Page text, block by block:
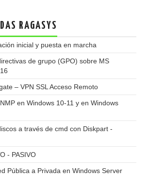
RAGASYS
inicial y puesta en marcha
de grupo (GPO) sobre MS
– VPN SSL Acceso Remoto
en Windows 10-11 y en Windows
a través de cmd con Diskpart -
- PASIVO
Pública a Privada en Windows Server